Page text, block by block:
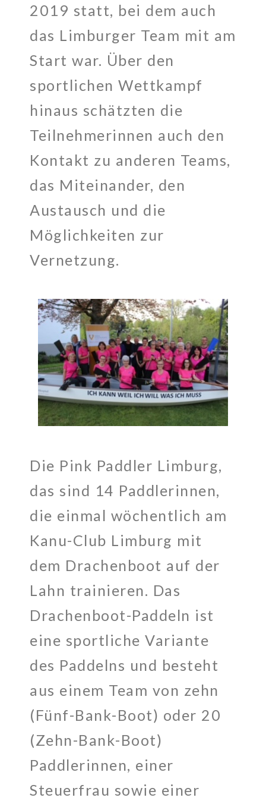
2019 statt, bei dem auch
das Limburger Team mit am
Start war. Über den
sportlichen Wettkampf
hinaus schätzten die
Teilnehmerinnen auch den
Kontakt zu anderen Teams,
das Miteinander, den
Austausch und die
Möglichkeiten zur
Vernetzung.
Die Pink Paddler Limburg,
das sind 14 Paddlerinnen,
die einmal wöchentlich am
Kanu-Club Limburg mit
dem Drachenboot auf der
Lahn trainieren. Das
Drachenboot-Paddeln ist
eine sportliche Variante
des Paddelns und besteht
aus einem Team von zehn
(Fünf-Bank-Boot) oder 20
(Zehn-Bank-Boot)
Paddlerinnen, einer
Steuerfrau sowie einer